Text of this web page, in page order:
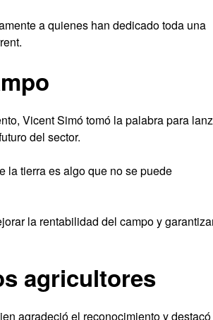
a quienes han dedicado toda una
Vicent Simó tomó la palabra para
del sector.
la tierra es algo que no se puede
la rentabilidad del campo y
agricultores
agradeció el reconocimiento y destacó